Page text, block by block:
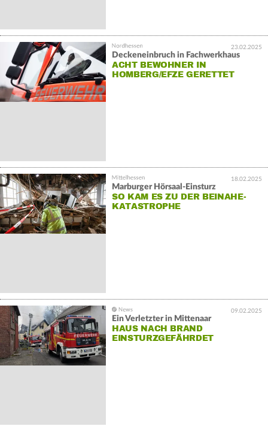
23.02.2025
Deckeneinbruch in Fachwerkhaus
ACHT BEWOHNER IN
HOMBERG/EFZE GERETTET
18.02.2025
Marburger Hörsaal-Einsturz
SO KAM ES ZU DER BEINAHE-
KATASTROPHE
09.02.2025
Ein Verletzter in Mittenaar
HAUS NACH BRAND
EINSTURZGEFÄHRDET